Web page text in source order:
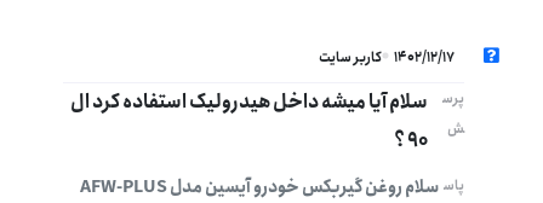
1402/12/17 کاربر سایت
پرس
ش
سلام آیا میشه داخل هیدرولیک استفاده کرد ال
90 ؟
پاس
سلام روغن گیربکس خودرو آیسین مدل AFW-PLUS